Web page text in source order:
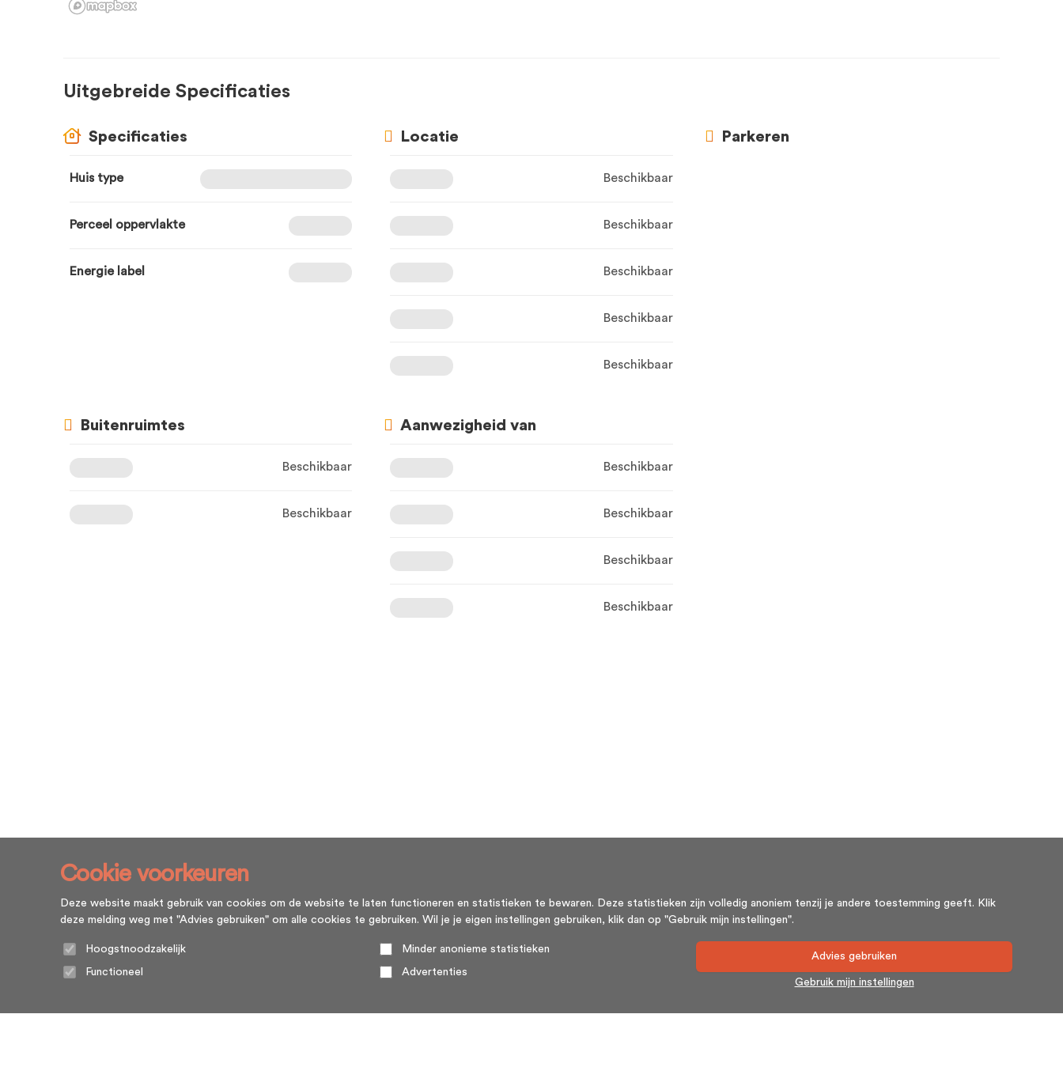
Uitgebreide Specificaties
Specificaties
Huis type
Perceel oppervlakte
Energie label
Locatie
Beschikbaar
Beschikbaar
Beschikbaar
Beschikbaar
Beschikbaar
Parkeren
Buitenruimtes
Beschikbaar
Beschikbaar
Aanwezigheid van
Beschikbaar
Beschikbaar
Beschikbaar
Beschikbaar
Cookie voorkeuren
Deze website maakt gebruik van cookies om de website te laten functioneren en statistieken te bewaren. Deze statistieken zijn volledig anoniem tenzij je andere toestemming geeft. Klik
deze melding weg met "Advies gebruiken" om alle cookies te gebruiken. Wil je je eigen instellingen gebruiken, klik dan op "Gebruik mijn instellingen".
Hoogstnoodzakelijk
Functioneel
Minder anonieme statistieken
Advertenties
Advies gebruiken
Gebruik mijn instellingen